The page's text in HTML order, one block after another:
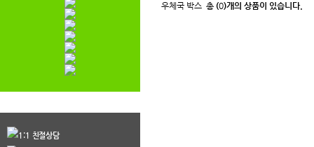
1:1 친절상담
우체국 박스 총 (0)개의 상품이 있습니다.